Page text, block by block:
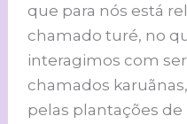
que para nós está
chamado turé, no
interagimos com
chamados
pelas plantações de